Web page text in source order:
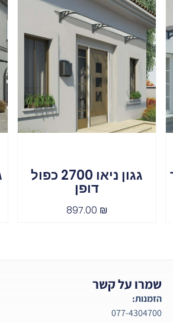
גגון ניאו 2700 כפול
דופן
897.00 ₪
שמרו על קשר
הזמנות:
077-4304700